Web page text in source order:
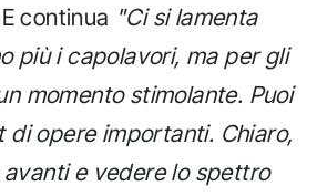
continua "Ci si lamenta
più i capolavori, ma per gli
momento stimolante. Puoi
di opere importanti. Chiaro,
e vedere lo spettro